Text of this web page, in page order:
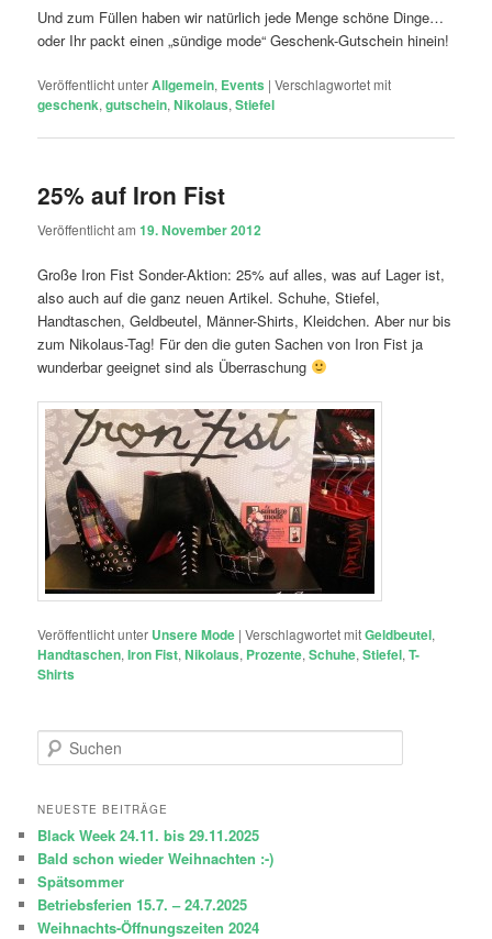
Und zum Füllen haben wir natürlich jede Menge schöne Dinge…
oder Ihr packt einen „sündige mode“ Geschenk-Gutschein hinein!
Veröffentlicht unterAllgemein, Events |Verschlagwortet mit
geschenk,gutschein,Nikolaus,Stiefel
25% auf Iron Fist
Veröffentlicht am19. November 2012
Große Iron Fist Sonder-Aktion: 25% auf alles, was auf Lager ist,
also auch auf die ganz neuen Artikel. Schuhe, Stiefel,
Handtaschen, Geldbeutel, Männer-Shirts, Kleidchen. Aber nur bis
zum Nikolaus-Tag! Für den die guten Sachen von Iron Fist ja
wunderbar geeignet sind als Überraschung
Veröffentlicht unter Unsere Mode |Verschlagwortet mitGeldbeutel,
Handtaschen,Iron Fist,Nikolaus, Prozente,Schuhe,Stiefel,T-
Shirts
u
h
n
NEUESTE BEITRÄGE
Black Week 24.11. bis 29.11.2025
Bald schon wieder Weihnachten :-)
Spätsommer
Betriebsferien 15.7. – 24.7.2025
Weihnachts-Öffnungszeiten 2024